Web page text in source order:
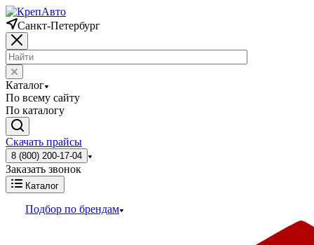
Санкт-Петербург
Каталог
По всему сайту
По каталогу
Скачать прайсы
8 (800) 200-17-04
Заказать звонок
Каталог
Подбор по брендам